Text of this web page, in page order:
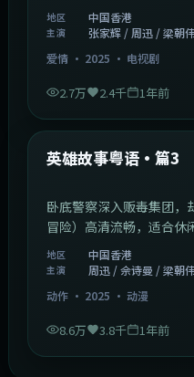
地区 中国香港
主演
张家辉 / 周迅 / 梁朝
爱情· 2025 · 电视剧
2.7万 2.4千 1年前
最新
英雄故事粤语·篇3
卧底警察深入贩毒集团，
冒险）高清流畅，适合休
地区 中国香港
主演
周迅 / 佘诗曼 / 梁朝
动作· 2025 · 动漫
8.6万 3.8千 1年前